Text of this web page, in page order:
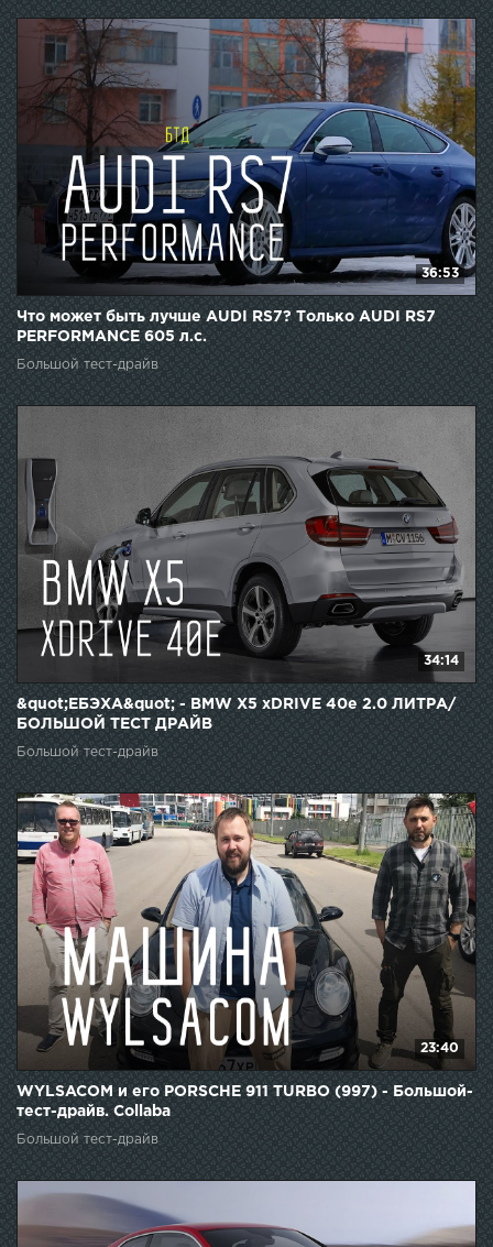
36:53
Что может быть лучше AUDI RS7? Только AUDI RS7
PERFORMANCE 605 л.с.
Большой тест-драйв
34:14
&quot;ЕБЭХА&quot; - BMW X5 xDRIVE 40e 2.0 ЛИТРА/
БОЛЬШОЙ ТЕСТ ДРАЙВ
Большой тест-драйв
23:40
WYLSACOM и его PORSCHE 911 TURBO (997) - Большой-
тест-драйв. Collaba
Большой тест-драйв